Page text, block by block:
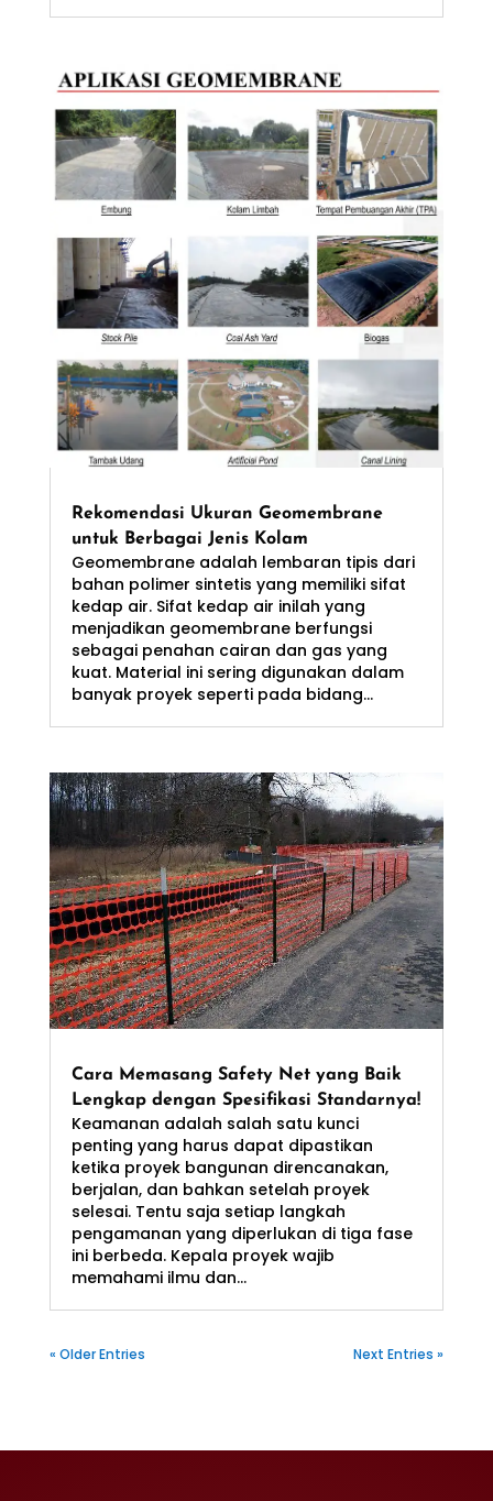
Rekomendasi Ukuran Geomembrane
untuk Berbagai Jenis Kolam
Geomembrane adalah lembaran tipis dari
bahan polimer sintetis yang memiliki sifat
kedap air. Sifat kedap air inilah yang
menjadikan geomembrane berfungsi
sebagai penahan cairan dan gas yang
kuat. Material ini sering digunakan dalam
banyak proyek seperti pada bidang...
Cara Memasang Safety Net yang Baik
Lengkap dengan Spesifikasi Standarnya!
Keamanan adalah salah satu kunci
penting yang harus dapat dipastikan
ketika proyek bangunan direncanakan,
berjalan, dan bahkan setelah proyek
selesai. Tentu saja setiap langkah
pengamanan yang diperlukan di tiga fase
ini berbeda. Kepala proyek wajib
memahami ilmu dan...
« Older Entries Next Entries »